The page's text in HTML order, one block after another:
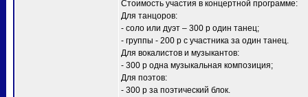
Стоимость участия в концертной программе:
Для танцоров:
- соло или дуэт – 300 р один танец;
- группы - 200 р с участника за один танец.
Для вокалистов и музыкантов:
- 300 р одна музыкальная композиция;
Для поэтов:
- 300 р за поэтический блок.